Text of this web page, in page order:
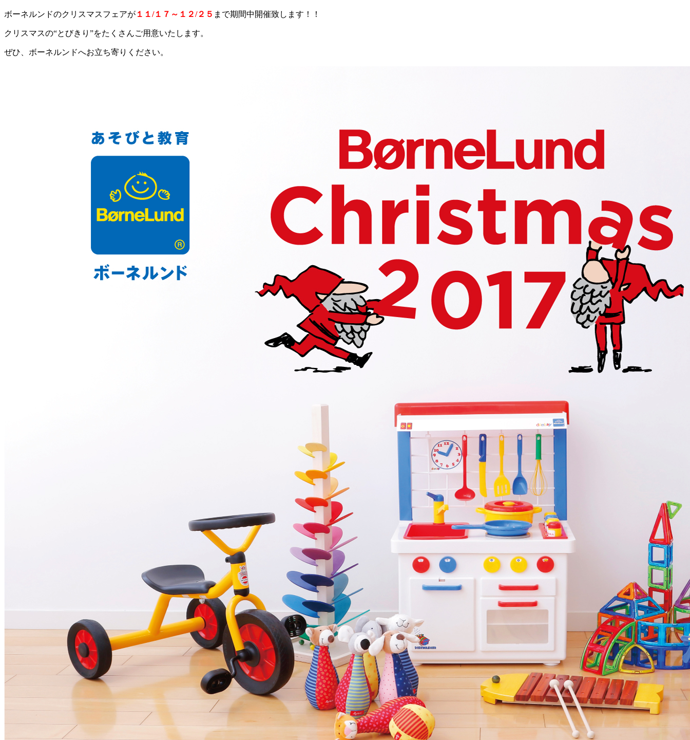
ボーネルンドのクリスマスフェアが １１/１７～１２/２５ まで期間中開催致します！！
クリスマスの“とびきり”をたくさんご用意いたします。
ぜひ、ボーネルンドへお立ち寄りください。